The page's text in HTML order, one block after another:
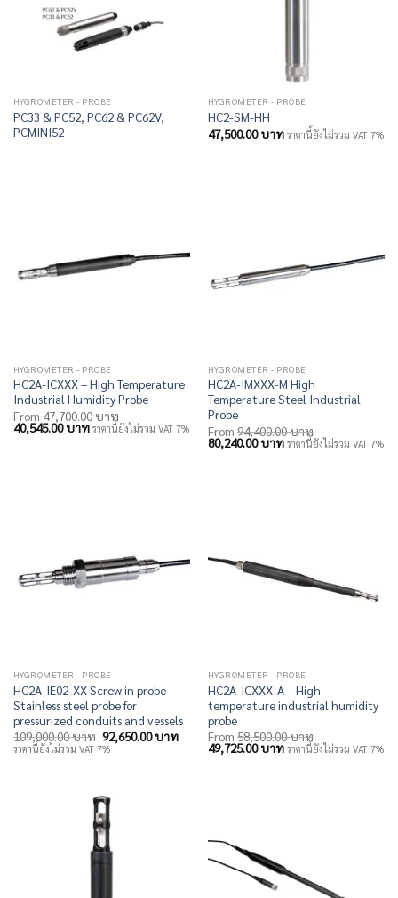
HYGROMETER - PROBE
PC33 & PC52, PC62 & PC62V,
PCMINI52
HYGROMETER - PROBE
HC2-SM-HH
47,500.00บาท ราคานี้ยังไม่รวม VAT 7%
HYGROMETER - PROBE
HC2A-ICXXX – High Temperature
Industrial Humidity Probe
From 47,700.00บาท
Original
price
40,545.00บาทCurrent
price
ราคานี้ยังไม่รวม VAT 7%
HYGROMETER - PROBE
HC2A-IMXXX-M High
Temperature Steel Industrial
Probe
From 94,400.00บาท
Original
price
80,240.00บาทCurrent
price
ราคานี้ยังไม่รวม VAT 7%
HYGROMETER - PROBE
HC2A-IE02-XX Screw in probe –
Stainless steel probe for
pressurized conduits and vessels
109,000.00บาท Original
price
was:
92,650.00บาทCurrent
price
ราคานี้ยังไม่รวม VAT 7%
HYGROMETER - PROBE
HC2A-ICXXX-A – High
temperature industrial humidity
probe
From 58,500.00บาท
Original
price
49,725.00บาทCurrent
price
ราคานี้ยังไม่รวม VAT 7%